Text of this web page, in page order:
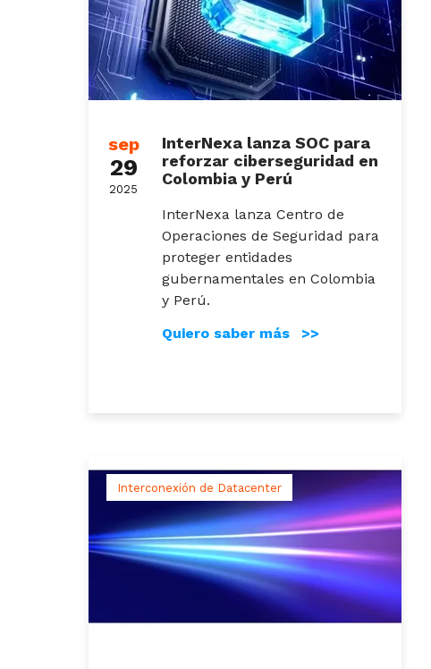
sep
29
2025
InterNexa lanza SOC para
reforzar ciberseguridad en
Colombia y Perú
InterNexa lanza Centro de
Operaciones de Seguridad para
proteger entidades
gubernamentales en Colombia
y Perú.
Quiero saber más >>
Interconexión de Datacenter